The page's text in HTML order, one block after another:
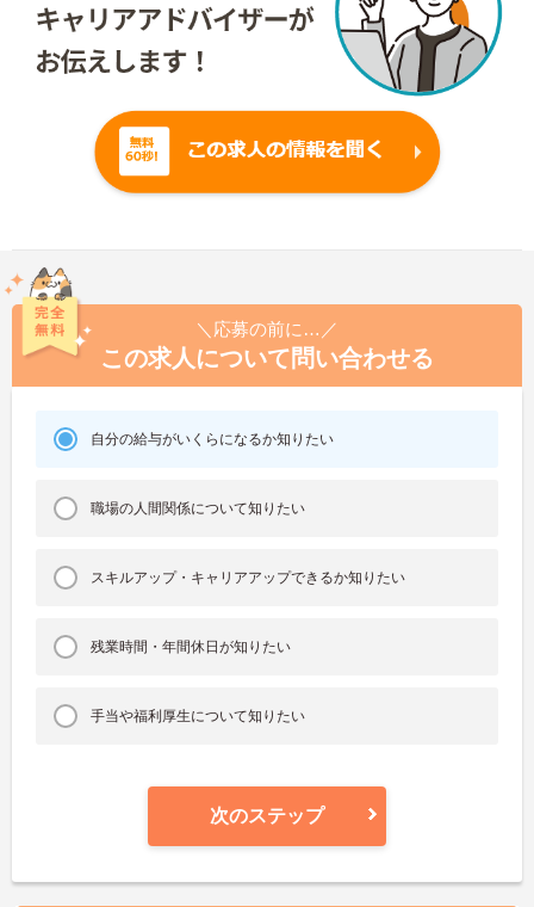
＼応募の前に…／
この求人について問い合わせる
自分の給与がいくらになるか知りたい
職場の人間関係について知りたい
スキルアップ・キャリアアップできるか知りたい
残業時間・年間休日が知りたい
手当や福利厚生について知りたい
次のステップ